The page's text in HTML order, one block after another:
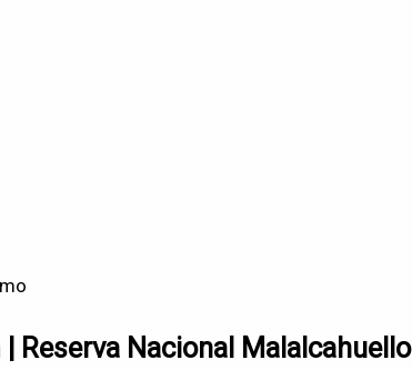
Reserva Nacional Malalcahuello